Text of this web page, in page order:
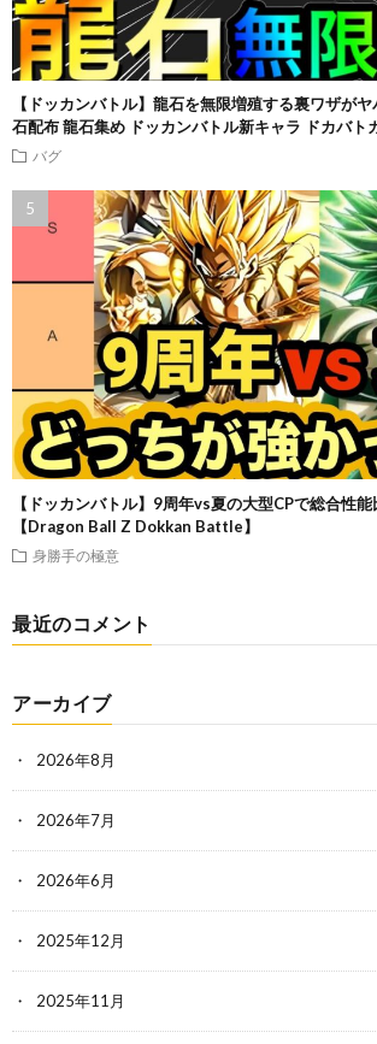
【ドッカンバトル】龍石を無限増殖する裏ワザが
石配布 龍石集め ドッカンバトル新キャラ ドカバト
バグ
【ドッカンバトル】9周年vs夏の大型CPで総合性能
【Dragon Ball Z Dokkan Battle】
身勝手の極意
最近のコメント
アーカイブ
2026年8月
2026年7月
2026年6月
2025年12月
2025年11月